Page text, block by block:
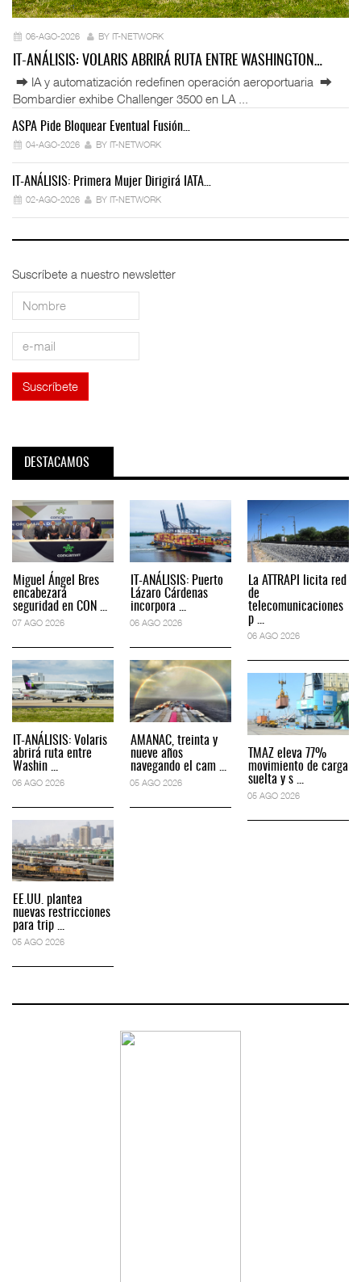
06-AGO-2026 BY IT-NETWORK
IT-ANÁLISIS: VOLARIS ABRIRÁ RUTA ENTRE WASHINGTON…
⮕ IA y automatización redefinen operación aeroportuaria ⮕
Bombardier exhibe Challenger 3500 en LA ...
ASPA Pide Bloquear Eventual Fusión…
04-AGO-2026 BY IT-NETWORK
IT-ANÁLISIS: Primera Mujer Dirigirá IATA…
02-AGO-2026 BY IT-NETWORK
Suscríbete a nuestro newsletter
DESTACAMOS
Miguel Ángel Bres
encabezará
seguridad en CON ...
07 AGO 2026
IT-ANÁLISIS: Volaris
abrirá ruta entre
Washin ...
06 AGO 2026
EE.UU. plantea
nuevas restricciones
para trip ...
05 AGO 2026
IT-ANÁLISIS: Puerto
Lázaro Cárdenas
incorpora ...
06 AGO 2026
AMANAC, treinta y
nueve años
navegando el cam ...
05 AGO 2026
La ATTRAPI licita red
de
telecomunicaciones
p ...
06 AGO 2026
TMAZ eleva 77%
movimiento de carga
suelta y s ...
05 AGO 2026